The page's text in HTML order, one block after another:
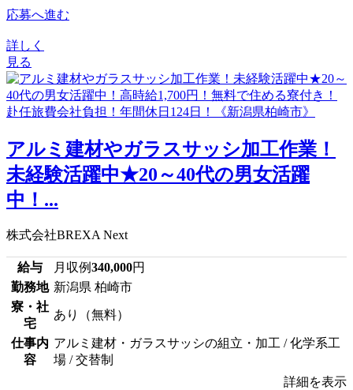
応募へ進む
詳しく
見る
アルミ建材やガラスサッシ加工作業！
未経験活躍中★20～40代の男女活躍
中！...
株式会社BREXA Next
給与 月収例340,000円
勤務地 新潟県 柏崎市
寮・社
宅
あり（無料）
仕事内
容
アルミ建材・ガラスサッシの組立・加工 / 化学系工
場 / 交替制
詳細を表示